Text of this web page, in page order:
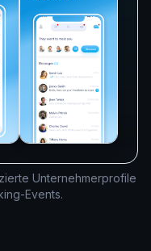
Unternehmerprofile
Events.